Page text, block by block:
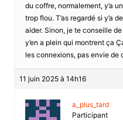
du coffre, normalement, y’a
trop flou. T’as regardé si y’a
aider. Sinon, je te conseille
y’en a plein qui montrent ça
les connexions, pas envie de
11 juin 2025 à 14h16
a_plus_tard
Participant